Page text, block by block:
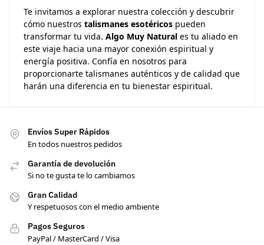
Te invitamos a explorar nuestra colección y descubrir
cómo nuestros talismanes esotéricos pueden
transformar tu vida. Algo Muy Natural es tu aliado en
este viaje hacia una mayor conexión espiritual y
energía positiva. Confía en nosotros para
proporcionarte talismanes auténticos y de calidad que
harán una diferencia en tu bienestar espiritual.
Envíos Super Rápidos
En todos nuestros pedidos
Garantía de devolución
Si no te gusta te lo cambiamos
Gran Calidad
Y respetuosos con el medio ambiente
Pagos Seguros
PayPal / MasterCard / Visa